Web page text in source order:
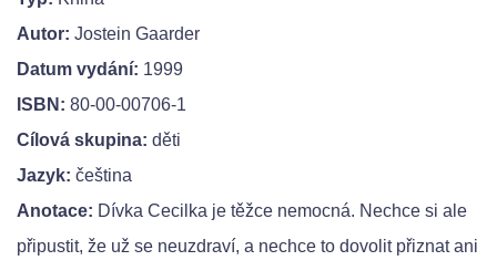
Autor: Jostein Gaarder
Datum vydání: 1999
ISBN: 80-00-00706-1
Cílová skupina: děti
Jazyk: čeština
Anotace: Dívka Cecilka je těžce nemocná. Nechce si ale
připustit, že už se neuzdraví, a nechce to dovolit přiznat ani